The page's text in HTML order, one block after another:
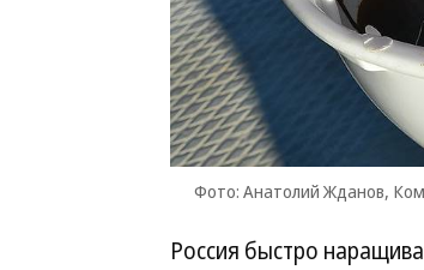
Фото: Анатолий Жданов,
Россия быстро